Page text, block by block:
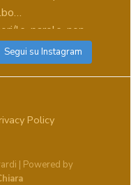
Segui su Instagram
Policy
| Powered by